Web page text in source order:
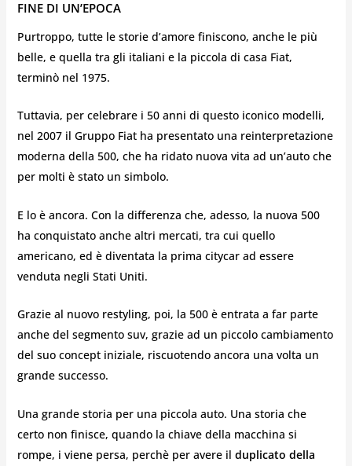
FINE DI UN’EPOCA
Purtroppo, tutte le storie d’amore finiscono, anche le più
belle, e quella tra gli italiani e la piccola di casa Fiat,
terminò nel 1975.
Tuttavia, per celebrare i 50 anni di questo iconico modelli,
nel 2007 il Gruppo Fiat ha presentato una reinterpretazione
moderna della 500, che ha ridato nuova vita ad un’auto che
per molti è stato un simbolo.
E lo è ancora. Con la differenza che, adesso, la nuova 500
ha conquistato anche altri mercati, tra cui quello
americano, ed è diventata la prima citycar ad essere
venduta negli Stati Uniti.
Grazie al nuovo restyling, poi, la 500 è entrata a far parte
anche del segmento suv, grazie ad un piccolo cambiamento
del suo concept iniziale, riscuotendo ancora una volta un
grande successo.
Una grande storia per una piccola auto. Una storia che
certo non finisce, quando la chiave della macchina si
rompe, i viene persa, perchè per avere il duplicato della